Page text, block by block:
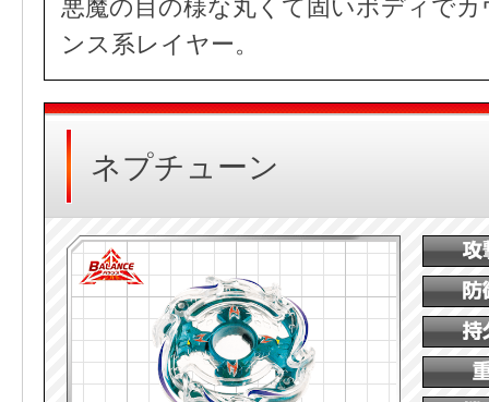
悪魔の目の様な丸くて固いボディで
ンス系レイヤー。
ネプチューン